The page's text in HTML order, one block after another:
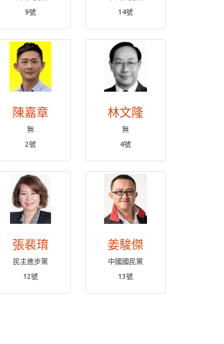
9號
14號
陳嘉章
無
2號
林文隆
無
4號
張裴㻙
民主進步黨
12號
姜駿傑
中國國民黨
13號